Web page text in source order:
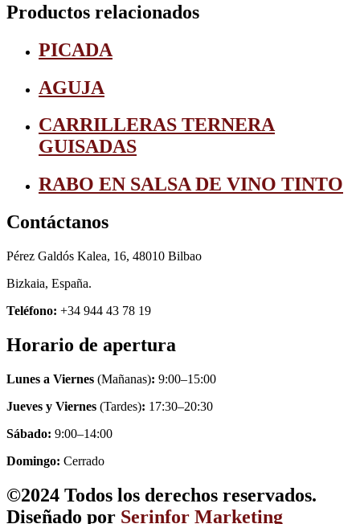
Productos relacionados
PICADA
AGUJA
CARRILLERAS TERNERA
GUISADAS
RABO EN SALSA DE VINO TINTO
Contáctanos
Pérez Galdós Kalea, 16, 48010 Bilbao
Bizkaia, España.
Teléfono: +34 944 43 78 19
Horario de apertura
Lunes a Viernes (Mañanas): 9:00–15:00
Jueves y Viernes (Tardes): 17:30–20:30
Sábado: 9:00–14:00
Domingo: Cerrado
©2024 Todos los derechos reservados.
Diseñado por Serinfor Marketing